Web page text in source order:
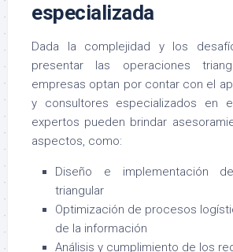
especializada
Dada la complejidad y los
presentar las operaciones
empresas optan por contar con el
y consultores especializados en
expertos pueden brindar
aspectos, como:
Diseño e implementación
triangular
Optimización de procesos
de la información
Análisis y cumplimiento de los